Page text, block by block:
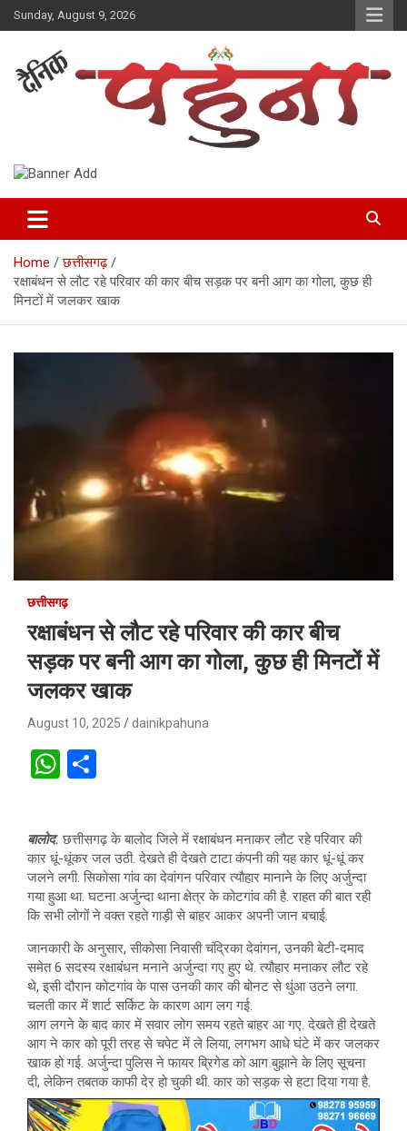
Skip
to
Sunday, August 9, 2026
Dainik Pahuna
Home
छत्तीसगढ़
रक्षाबंधन से लौट रहे परिवार की कार बीच सड़क पर बनी आग का गोला, कुछ ही
मिनटों में जलकर खाक
छत्तीसगढ़
रक्षाबंधन से लौट रहे परिवार की कार बीच
सड़क पर बनी आग का गोला, कुछ ही मिनटों में
जलकर खाक
August 10, 2025 dainikpahuna
W
s
A
p
p
ar
e
बालोद. छत्तीसगढ़ के बालोद जिले में रक्षाबंधन मनाकर लौट रहे परिवार की
कार धूं-धूंकर जल उठी. देखते ही देखते टाटा कंपनी की यह कार धूं-धूं कर
जलने लगी. सिकोसा गांव का देवांगन परिवार त्यौहार मानाने के लिए अर्जुन्दा
गया हुआ था. घटना अर्जुन्दा थाना क्षेत्र के कोटगांव की है. राहत की बात रही
कि सभी लोगों ने वक्त रहते गाड़ी से बाहर आकर अपनी जान बचाई.
जानकारी के अनुसार, सीकोसा निवासी चंद्रिका देवांगन, उनकी बेटी-दमाद
समेत 6 सदस्य रक्षाबंधन मनाने अर्जुन्दा गए हुए थे. त्यौहार मनाकर लौट रहे
थे, इसी दौरान कोटगांव के पास उनकी कार की बोनट से धुंआ उठने लगा.
चलती कार में शार्ट सर्किट के कारण आग लग गई.
आग लगने के बाद कार में सवार लोग समय रहते बाहर आ गए. देखते ही देखते
आग ने कार को पूरी तरह से चपेट में ले लिया, लगभग आधे घंटे में कर जलकर
खाक हो गई. अर्जुन्दा पुलिस ने फायर ब्रिगेड को आग बुझाने के लिए सूचना
दी, लेकिन तबतक काफी देर हो चुकी थी. कार को सड़क से हटा दिया गया है.